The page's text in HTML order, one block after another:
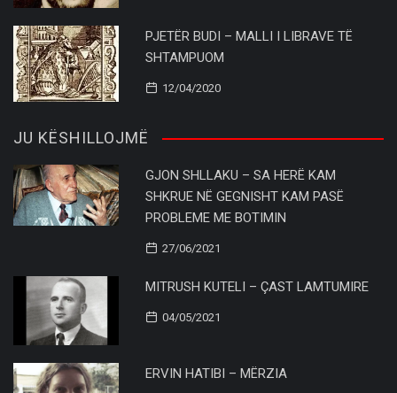
PJETËR BUDI – MALLI I LIBRAVE TË
SHTAMPUOM
12/04/2020
JU KËSHILLOJMË
GJON SHLLAKU – SA HERË KAM
SHKRUE NË GEGNISHT KAM PASË
PROBLEME ME BOTIMIN
27/06/2021
MITRUSH KUTELI – ÇAST LAMTUMIRE
04/05/2021
ERVIN HATIBI – MËRZIA